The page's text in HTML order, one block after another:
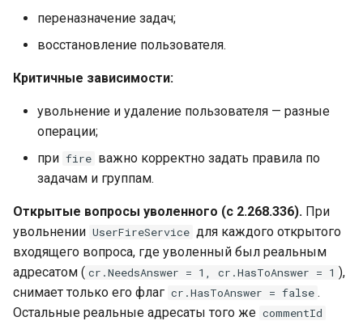
переназначение задач;
восстановление пользователя.
Критичные зависимости:
увольнение и удаление пользователя — разные
операции;
при fire важно корректно задать правила по
задачам и группам.
Открытые вопросы уволенного (с 2.268.336). При
увольнении UserFireService для каждого открытого
входящего вопроса, где уволенный был реальным
адресатом ( cr.NeedsAnswer = 1, cr.HasToAnswer = 1 ),
снимает только его флаг cr.HasToAnswer = false .
Остальные реальные адресаты того же commentId